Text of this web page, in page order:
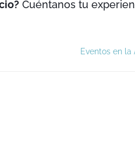
Cuéntanos tu
Eventos en la